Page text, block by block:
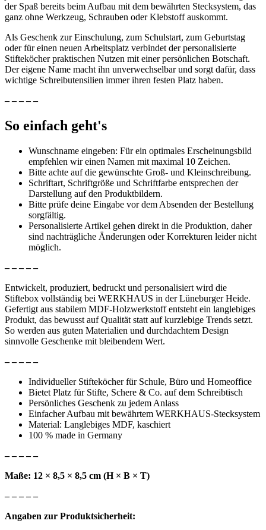
der Spaß bereits beim Aufbau mit dem bewährten Stecksystem, das
ganz ohne Werkzeug, Schrauben oder Klebstoff auskommt.
Als Geschenk zur Einschulung, zum Schulstart, zum Geburtstag
oder für einen neuen Arbeitsplatz verbindet der personalisierte
Stifteköcher praktischen Nutzen mit einer persönlichen Botschaft.
Der eigene Name macht ihn unverwechselbar und sorgt dafür, dass
wichtige Schreibutensilien immer ihren festen Platz haben.
– – – – –
So einfach geht's
Wunschname eingeben: Für ein optimales Erscheinungsbild
empfehlen wir einen Namen mit maximal 10 Zeichen.
Bitte achte auf die gewünschte Groß- und Kleinschreibung.
Schriftart, Schriftgröße und Schriftfarbe entsprechen der
Darstellung auf den Produktbildern.
Bitte prüfe deine Eingabe vor dem Absenden der Bestellung
sorgfältig.
Personalisierte Artikel gehen direkt in die Produktion, daher
sind nachträgliche Änderungen oder Korrekturen leider nicht
möglich.
– – – – –
Entwickelt, produziert, bedruckt und personalisiert wird die
Stiftebox vollständig bei WERKHAUS in der Lüneburger Heide.
Gefertigt aus stabilem MDF-Holzwerkstoff entsteht ein langlebiges
Produkt, das bewusst auf Qualität statt auf kurzlebige Trends setzt.
So werden aus guten Materialien und durchdachtem Design
sinnvolle Geschenke mit bleibendem Wert.
– – – – –
Individueller Stifteköcher für Schule, Büro und Homeoffice
Bietet Platz für Stifte, Schere & Co. auf dem Schreibtisch
Persönliches Geschenk zu jedem Anlass
Einfacher Aufbau mit bewährtem WERKHAUS-Stecksystem
Material: Langlebiges MDF, kaschiert
100 % made in Germany
– – – – –
Maße: 12 × 8,5 × 8,5 cm (H × B × T)
– – – – –
Angaben zur Produktsicherheit: